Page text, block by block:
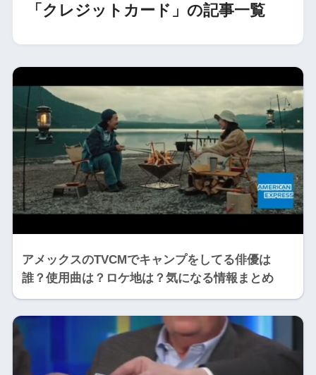
「クレジットカード」の記事一覧
アメックスのTVCMでキャンプをしてる俳優は
誰？使用曲は？ロケ地は？気になる情報まとめ